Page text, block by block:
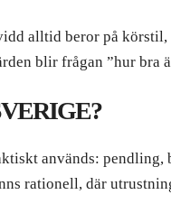
alltid beror på
blir frågan ”hur bra
används:
rationell, där